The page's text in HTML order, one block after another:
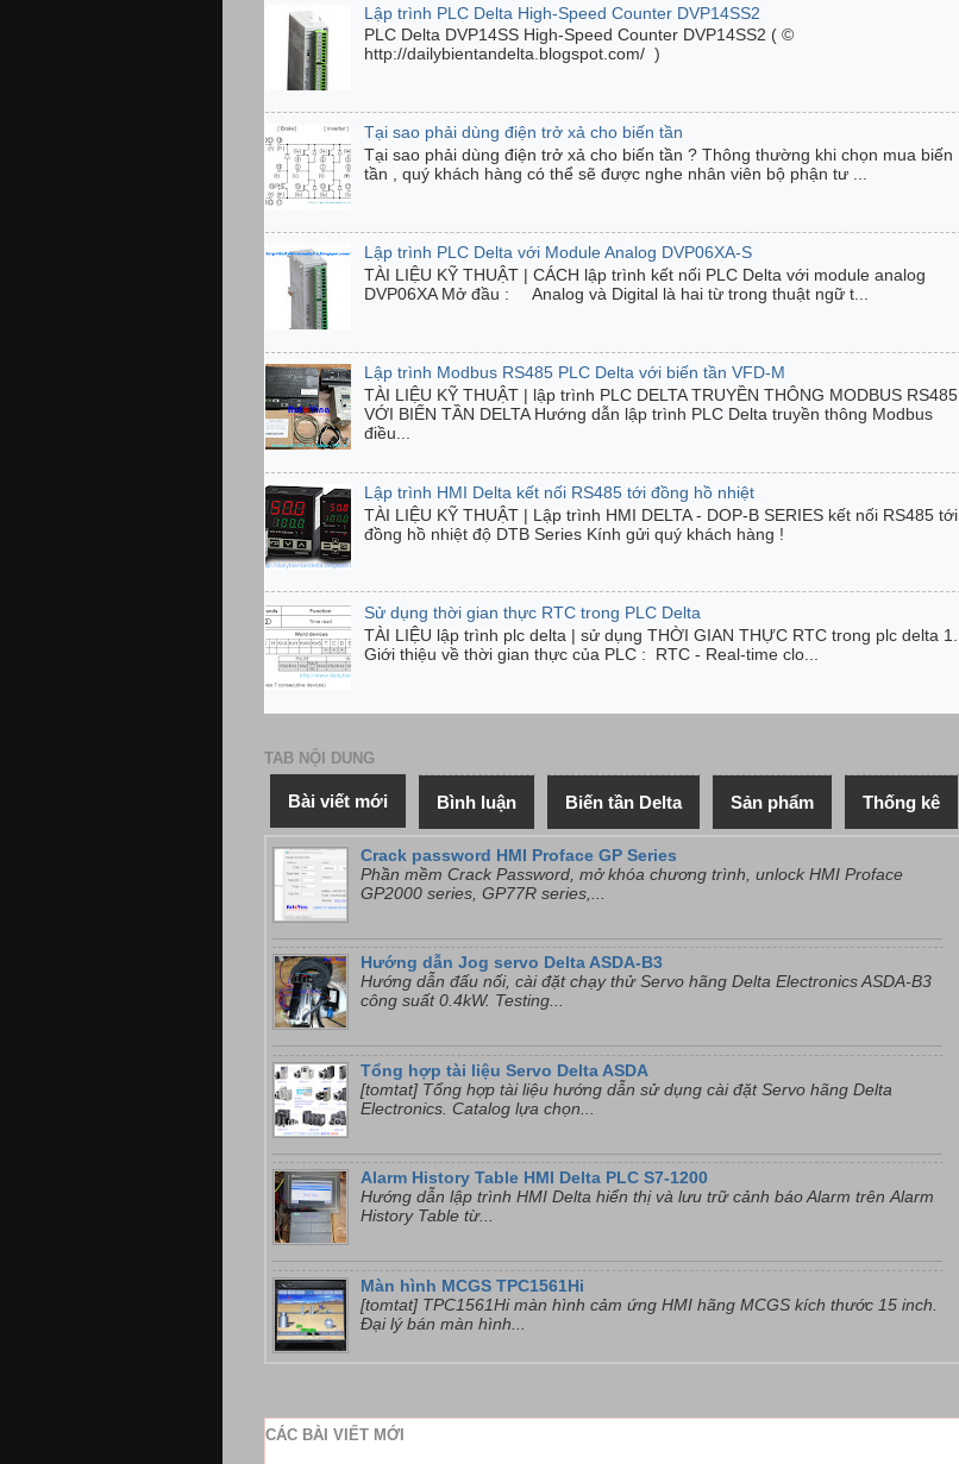
Lập trình PLC Delta High-Speed Counter DVP14SS2
PLC Delta DVP14SS High-Speed Counter DVP14SS2 ( ©
http://dailybientandelta.blogspot.com/ )
Tại sao phải dùng điện trở xả cho biến tần
Tại sao phải dùng điện trở xả cho biến tần ? Thông thường khi chọn mua biến
tần , quý khách hàng có thể sẽ được nghe nhân viên bộ phận tư ...
Lập trình PLC Delta với Module Analog DVP06XA-S
TÀI LIỆU KỸ THUẬT | CÁCH lập trình kết nối PLC Delta với module analog
DVP06XA Mở đầu : Analog và Digital là hai từ trong thuật ngữ t...
Lập trình Modbus RS485 PLC Delta với biến tần VFD-M
TÀI LIỆU KỸ THUẬT | lập trình PLC DELTA TRUYỀN THÔNG MODBUS RS485
VỚI BIẾN TẦN DELTA Hướng dẫn lập trình PLC Delta truyền thông Modbus
điều...
Lập trình HMI Delta kết nối RS485 tới đồng hồ nhiệt
TÀI LIỆU KỸ THUẬT | Lập trình HMI DELTA - DOP-B SERIES kết nối RS485 tới
đồng hồ nhiệt độ DTB Series Kính gửi quý khách hàng !
Sử dụng thời gian thực RTC trong PLC Delta
TÀI LIỆU lập trình plc delta | sử dụng THỜI GIAN THỰC RTC trong plc delta 1.
Giới thiệu về thời gian thực của PLC : RTC - Real-time clo...
TAB NỘI DUNG
Bài viết mới Bình luận Biến tần Delta Sản phẩm Thống kê
Crack password HMI Proface GP Series
Phần mềm Crack Password, mở khóa chương trình, unlock HMI Proface
GP2000 series, GP77R series,...
Hướng dẫn Jog servo Delta ASDA-B3
Hướng dẫn đấu nối, cài đặt chạy thử Servo hãng Delta Electronics ASDA-B3
công suất 0.4kW. Testing...
Tổng hợp tài liệu Servo Delta ASDA
[tomtat] Tổng hợp tài liệu hướng dẫn sử dụng cài đặt Servo hãng Delta
Electronics. Catalog lựa chọn...
Alarm History Table HMI Delta PLC S7-1200
Hướng dẫn lập trình HMI Delta hiển thị và lưu trữ cảnh báo Alarm trên Alarm
History Table từ...
Màn hình MCGS TPC1561Hi
[tomtat] TPC1561Hi màn hình cảm ứng HMI hãng MCGS kích thước 15 inch.
Đại lý bán màn hình...
CÁC BÀI VIẾT MỚI